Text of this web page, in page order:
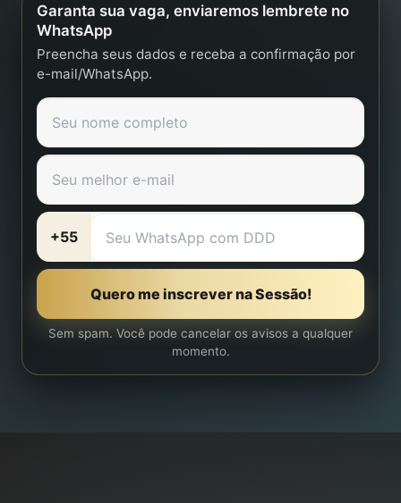
Garanta sua vaga, enviaremos lembrete no
WhatsApp
Preencha seus dados e receba a confirmação por
e-mail/WhatsApp.
+55
Quero me inscrever na Sessão!
Sem spam. Você pode cancelar os avisos a qualquer
momento.